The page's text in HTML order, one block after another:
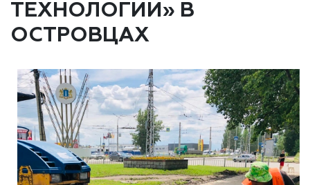
ТЕХНОЛОГИИ» В
ОСТРОВЦАХ